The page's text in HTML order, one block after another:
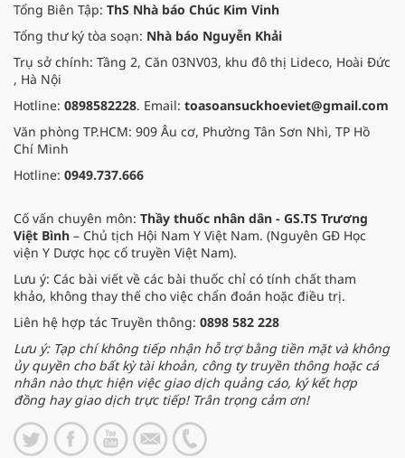
Tổng Biên Tập: ThS Nhà báo Chúc Kim Vinh
Tổng thư ký tòa soạn: Nhà báo Nguyễn Khải
Trụ sở chính: Tầng 2, Căn 03NV03, khu đô thị Lideco, Hoài Đức
, Hà Nội
Hotline: 0898582228. Email: toasoansuckhoeviet@gmail.com
Văn phòng TP.HCM: 909 Âu cơ, Phường Tân Sơn Nhì, TP Hồ
Chí Minh
Hotline: 0949.737.666
Cố vấn chuyên môn: Thầy thuốc nhân dân - GS.TS Trương
Việt Bình – Chủ tịch Hội Nam Y Việt Nam. (Nguyên GĐ Học
viện Y Dược học cổ truyền Việt Nam).
Lưu ý: Các bài viết về các bài thuốc chỉ có tính chất tham
khảo, không thay thế cho việc chẩn đoán hoặc điều trị.
Liên hệ hợp tác Truyền thông: 0898 582 228
Lưu ý: Tạp chí không tiếp nhận hỗ trợ bằng tiền mặt và không
ủy quyền cho bất kỳ tài khoản, công ty truyền thông hoặc cá
nhân nào thực hiện việc giao dịch quảng cáo, ký kết hợp
đồng hay giao dịch trực tiếp! Trân trọng cảm ơn!